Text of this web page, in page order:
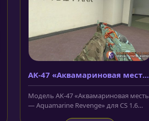
AK-47 «Аквамариновая месть
— Aquamarine Revenge»
Модель AK-47 «Аквамариновая месть
— Aquamarine Revenge» для CS 1.6